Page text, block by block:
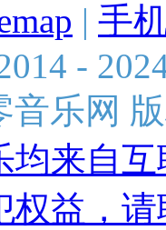
| 手
-
音乐网
均来自
权益，